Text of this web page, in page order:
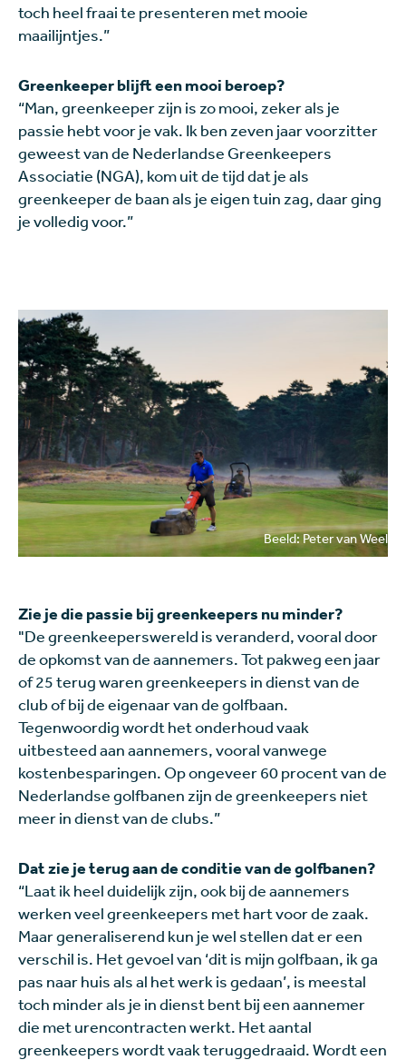
toch heel fraai te presenteren met mooie
maailijntjes.”
Greenkeeper blijft een mooi beroep?
“Man, greenkeeper zijn is zo mooi, zeker als je
passie hebt voor je vak. Ik ben zeven jaar voorzitter
geweest van de Nederlandse Greenkeepers
Associatie (NGA), kom uit de tijd dat je als
greenkeeper de baan als je eigen tuin zag, daar ging
je volledig voor.”
Beeld: Peter van Weel
Zie je die passie bij greenkeepers nu minder?
"De greenkeeperswereld is veranderd, vooral door
de opkomst van de aannemers. Tot pakweg een jaar
of 25 terug waren greenkeepers in dienst van de
club of bij de eigenaar van de golfbaan.
Tegenwoordig wordt het onderhoud vaak
uitbesteed aan aannemers, vooral vanwege
kostenbesparingen. Op ongeveer 60 procent van de
Nederlandse golfbanen zijn de greenkeepers niet
meer in dienst van de clubs.”
Dat zie je terug aan de conditie van de golfbanen?
“Laat ik heel duidelijk zijn, ook bij de aannemers
werken veel greenkeepers met hart voor de zaak.
Maar generaliserend kun je wel stellen dat er een
verschil is. Het gevoel van ‘dit is mijn golfbaan, ik ga
pas naar huis als al het werk is gedaan’, is meestal
toch minder als je in dienst bent bij een aannemer
die met urencontracten werkt. Het aantal
greenkeepers wordt vaak teruggedraaid. Wordt een